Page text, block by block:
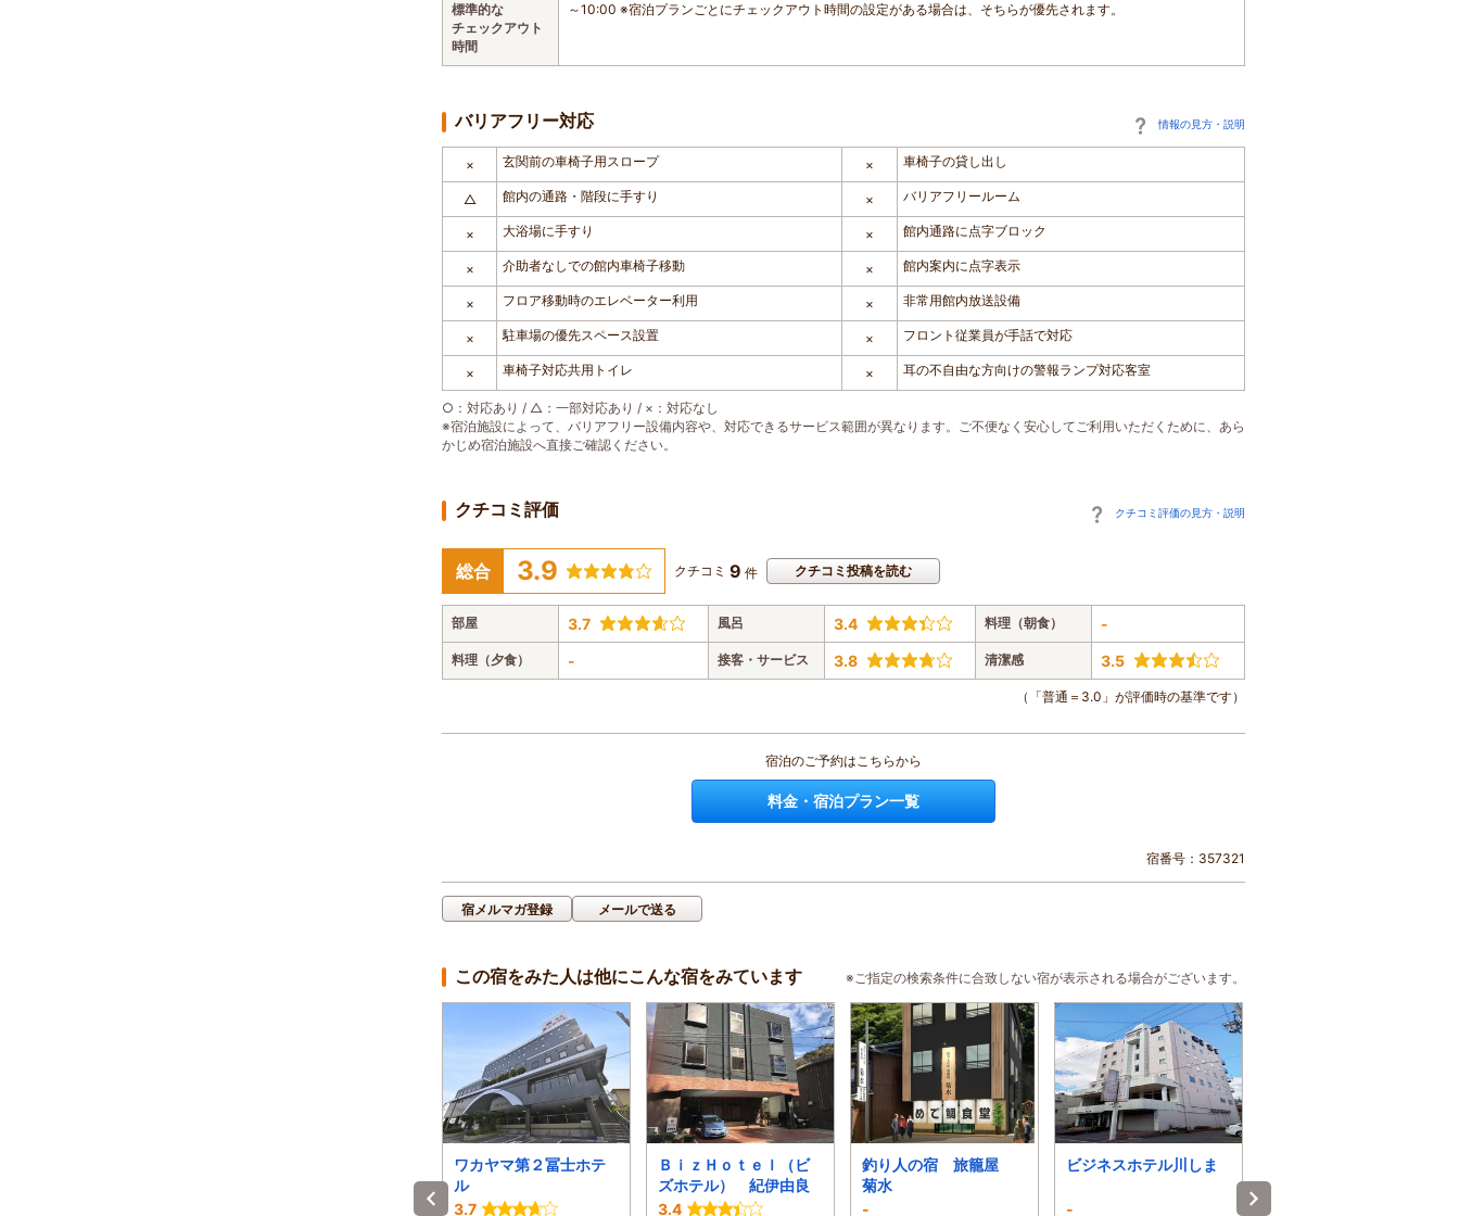
標準的な
チェックアウト
時間
～10:00 ※宿泊プランごとにチェックアウト時間の設定がある場合は、そちらが優先されます。
バリアフリー対応 情報の見方・説明
× 玄関前の車椅子用スロープ × 車椅子の貸し出し
△ 館内の通路・階段に手すり × バリアフリールーム
× 大浴場に手すり × 館内通路に点字ブロック
× 介助者なしでの館内車椅子移動 × 館内案内に点字表示
× フロア移動時のエレベーター利用 × 非常用館内放送設備
× 駐車場の優先スペース設置 × フロント従業員が手話で対応
× 車椅子対応共用トイレ × 耳の不自由な方向けの警報ランプ対応客室
○：対応あり / △：一部対応あり / ×：対応なし
※宿泊施設によって、バリアフリー設備内容や、対応できるサービス範囲が異なります。ご不便なく安心してご利用いただくために、あら
かじめ宿泊施設へ直接ご確認ください。
クチコミ評価 クチコミ評価の見方・説明
総合 3.9 クチコミ 9 件 クチコミ投稿を読む
部屋 3.7 風呂 3.4 料理（朝食） -
料理（夕食） - 接客・サービス 3.8 清潔感 3.5
（「普通＝3.0」が評価時の基準です）
宿泊のご予約はこちらから
料金・宿泊プラン一覧
宿番号：357321
宿メルマガ登録 メールで送る
この宿をみた人は他にこんな宿をみています ※ご指定の検索条件に合致しない宿が表示される場合がございます。
ワカヤマ第２冨士ホテ
ル
3.7
ＢｉｚＨｏｔｅｌ（ビ
ズホテル） 紀伊由良
3.4
釣り人の宿 旅籠屋
菊水
-
ビジネスホテル川しま
- 3.9